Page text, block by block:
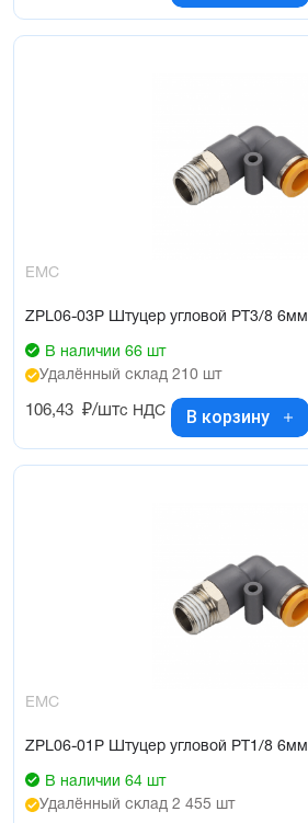
EMC
ZPL06-03P Штуцер угловой PT3/8 6мм
В наличии 66 шт
Удалённый склад 210 шт
106,43 ₽/штс НДС В корзину
EMC
ZPL06-01P Штуцер угловой PT1/8 6мм
В наличии 64 шт
Удалённый склад 2 455 шт